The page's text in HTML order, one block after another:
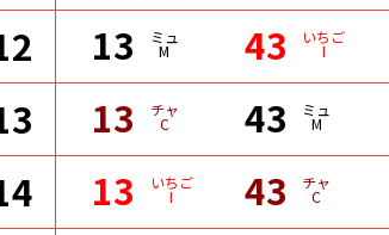
13 ミュ
M 43 いちご
I
13 チャ
C 43 ミュ
M
13 いちご
I 43 チャ
C